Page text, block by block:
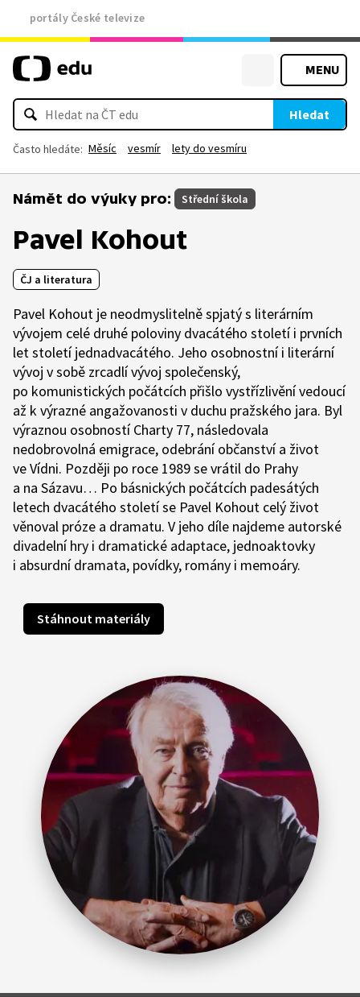
portály České televize
MENU
Hledat
Často hledáte: Měsíc vesmír lety do vesmíru
Námět do výuky pro: Střední škola
Pavel Kohout
ČJ a literatura
Pavel Kohout je neodmyslitelně spjatý s literárním
vývojem celé druhé poloviny dvacátého století i prvních
let století jednadvacátého. Jeho osobnostní i literární
vývoj v sobě zrcadlí vývoj společenský,
po komunistických počátcích přišlo vystřízlivění vedoucí
až k výrazné angažovanosti v duchu pražského jara. Byl
výraznou osobností Charty 77, následovala
nedobrovolná emigrace, odebrání občanství a život
ve Vídni. Později po roce 1989 se vrátil do Prahy
a na Sázavu… Po básnických počátcích padesátých
letech dvacátého století se Pavel Kohout celý život
věnoval próze a dramatu. V jeho díle najdeme autorské
divadelní hry i dramatické adaptace, jednoaktovky
i absurdní dramata, povídky, romány i memoáry.
Stáhnout materiály